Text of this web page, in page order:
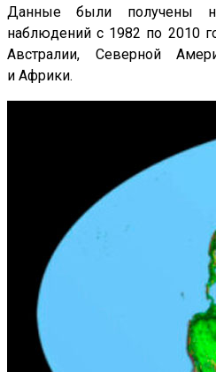
Данные были получены
наблюдений с 1982 по 2010
Австралии, Северной
и Африки.